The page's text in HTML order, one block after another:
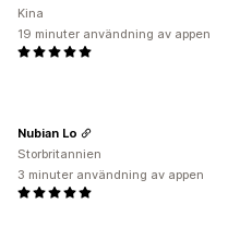
Kina
19 minuter användning av appen
Nubian Lo
Storbritannien
3 minuter användning av appen